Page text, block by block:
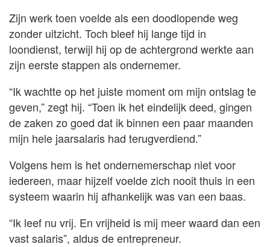
Zijn werk toen voelde als een doodlopende weg
zonder uitzicht. Toch bleef hij lange tijd in
loondienst, terwijl hij op de achtergrond werkte aan
zijn eerste stappen als ondernemer.
“Ik wachtte op het juiste moment om mijn ontslag te
geven,” zegt hij. “Toen ik het eindelijk deed, gingen
de zaken zo goed dat ik binnen een paar maanden
mijn hele jaarsalaris had terugverdiend.”
Volgens hem is het ondernemerschap niet voor
iedereen, maar hijzelf voelde zich nooit thuis in een
systeem waarin hij afhankelijk was van een baas.
“Ik leef nu vrij. En vrijheid is mij meer waard dan een
vast salaris”, aldus de entrepreneur.